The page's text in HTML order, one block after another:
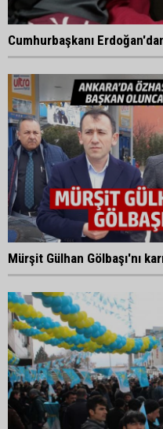
Cumhurbaşkanı
Mürşit Gülhan Gölbaşı'nı